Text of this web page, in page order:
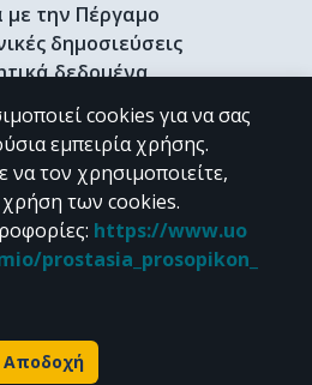
με την Πέργαμο
δημοσιεύσεις
δεδομένα
& Γκρίζα βιβλιογραφία
Ερευνητή
CC BY-NC 4.0
το υλικό της "Περγάμου" διατίθεται
Powered by
cookies για να σας
εμπειρία χρήσης.
να τον χρησιμοποιείτε,
χρήση των cookies.
: https://www.uo
prostasia_prosopikon_
Αποδοχή